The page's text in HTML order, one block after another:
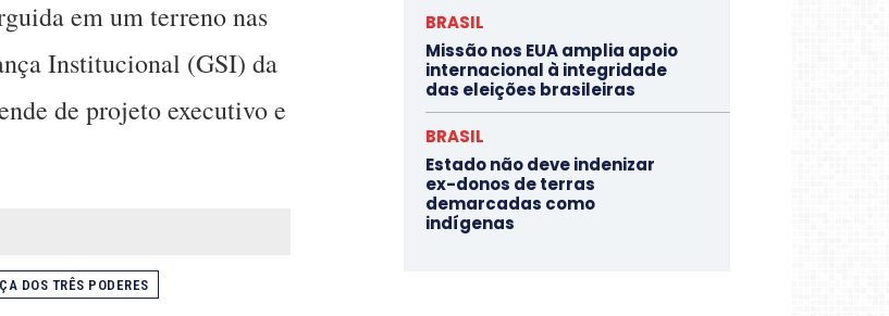
em um terreno nas
Institucional (GSI) da
de projeto executivo e
DOS TRÊS PODERES
BRASIL
Missão nos EUA amplia apoio
internacional à integridade
das eleições brasileiras
BRASIL
Estado não deve indenizar
ex-donos de terras
demarcadas como
indígenas